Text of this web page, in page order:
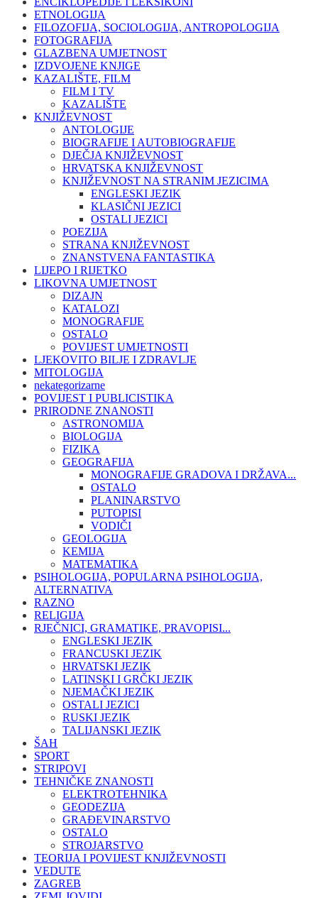
ETNOLOGIJA
FILOZOFIJA, SOCIOLOGIJA, ANTROPOLOGIJA
FOTOGRAFIJA
GLAZBENA UMJETNOST
IZDVOJENE KNJIGE
KAZALIŠTE, FILM
FILM I TV
KAZALIŠTE
KNJIŽEVNOST
ANTOLOGIJE
BIOGRAFIJE I AUTOBIOGRAFIJE
DJEČJA KNJIŽEVNOST
HRVATSKA KNJIŽEVNOST
KNJIŽEVNOST NA STRANIM JEZICIMA
ENGLESKI JEZIK
KLASIČNI JEZICI
OSTALI JEZICI
POEZIJA
STRANA KNJIŽEVNOST
ZNANSTVENA FANTASTIKA
LIJEPO I RIJETKO
LIKOVNA UMJETNOST
DIZAJN
KATALOZI
MONOGRAFIJE
OSTALO
POVIJEST UMJETNOSTI
LJEKOVITO BILJE I ZDRAVLJE
MITOLOGIJA
nekategorizarne
POVIJEST I PUBLICISTIKA
PRIRODNE ZNANOSTI
ASTRONOMIJA
BIOLOGIJA
FIZIKA
GEOGRAFIJA
MONOGRAFIJE GRADOVA I DRŽAVA...
OSTALO
PLANINARSTVO
PUTOPISI
VODIČI
GEOLOGIJA
KEMIJA
MATEMATIKA
PSIHOLOGIJA, POPULARNA PSIHOLOGIJA,
ALTERNATIVA
RAZNO
RELIGIJA
RJEČNICI, GRAMATIKE, PRAVOPISI...
ENGLESKI JEZIK
FRANCUSKI JEZIK
HRVATSKI JEZIK
LATINSKI I GRČKI JEZIK
NJEMAČKI JEZIK
OSTALI JEZICI
RUSKI JEZIK
TALIJANSKI JEZIK
ŠAH
SPORT
STRIPOVI
TEHNIČKE ZNANOSTI
ELEKTROTEHNIKA
GEODEZIJA
GRAĐEVINARSTVO
OSTALO
STROJARSTVO
TEORIJA I POVIJEST KNJIŽEVNOSTI
VEDUTE
ZAGREB